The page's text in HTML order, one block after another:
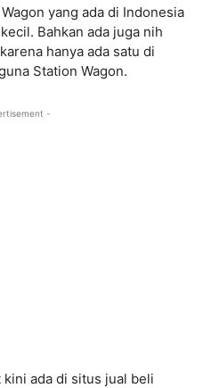
yang ada di Indonesia
Bahkan ada juga nih
hanya ada satu di
Station Wagon.
-
ada di situs jual beli